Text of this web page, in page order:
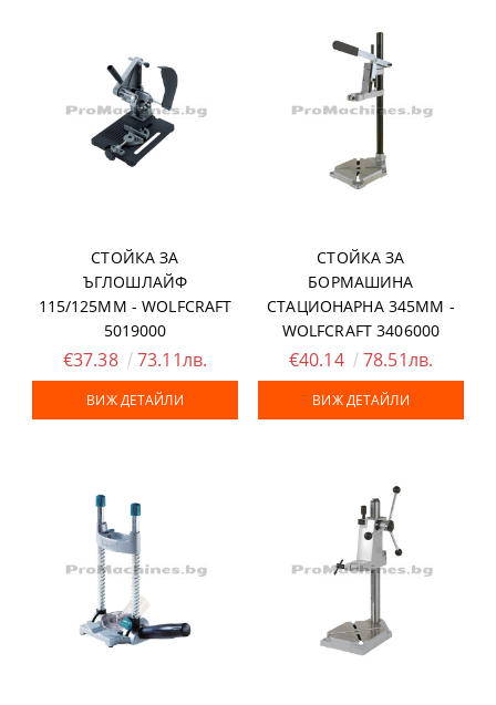
СТОЙКА ЗА
ЪГЛОШЛАЙФ
115/125ММ - WOLFCRAFT
5019000
€37.38 73.11лв.
ВИЖ ДЕТАЙЛИ
СТОЙКА ЗА
БОРМАШИНА
СТАЦИОНАРНА 345ММ -
WOLFCRAFT 3406000
€40.14 78.51лв.
ВИЖ ДЕТАЙЛИ